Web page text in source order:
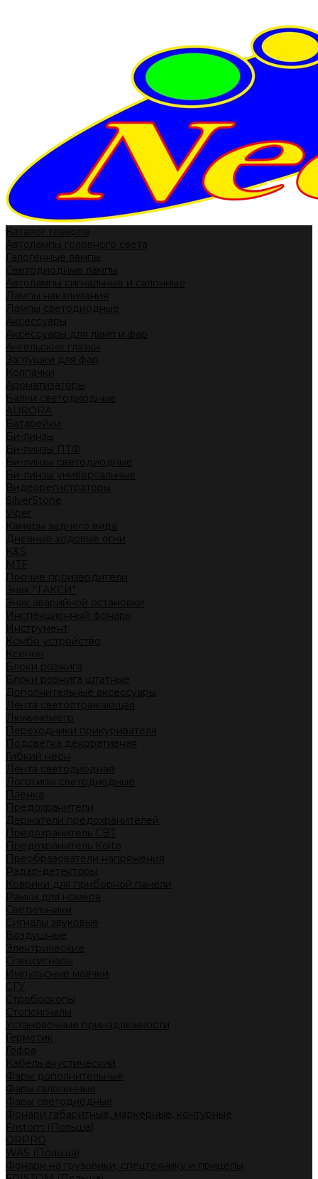
Каталог товаров
Автолампы головного света
Галогенные лампы
Светодиодные лампы
Автолампы сигнальные и салонные
Лампы накаливания
Лампы светодиодные
Аксессуары
Аксессуары для ламп и фар
Ангельские глазки
Заглушки для фар
Колпачки
Ароматизаторы
Балки светодиодные
AURORA
Батарейки
Би-линзы
Би-линзы ПТФ
Би-линзы светодиодные
Би-линзы универсальные
Видеорегистраторы
SilverStone
Viper
Камеры заднего вида
Дневные ходовые огни
K&S
MTF
Прочие производители
Знак "ТАКСИ"
Знак аварийной остановки
Инспекционный фонарь
Инструмент
Комбо устройство
Ксенон
Блоки розжига
Блоки розжига штатные
Дополнительные аксессуары
Лента светоотражающая
Люминометр
Переходники прикуривателя
Подсветка декоративная
Гибкий неон
Лента светодиодная
Логотипы светодиодные
Пленка
Предохранители
Держатели предохранителей
Предохранитель CBT
Предохранитель Koito
Преобразователи напряжения
Радар-детекторы
Коврики для приборной панели
Рамки для номера
Светильники
Сигналы звуковые
Воздушные
Электрические
Спецсигналы
Импульсные маячки
СГУ
Стробоскопы
Стопсигналы
Установочные принадлежности
Герметик
Гофра
Кабель акустический
Фары дополнительные
Фары галогенные
Фары светодиодные
Фонари габаритные, маркерные, контурные
Fristom (Польша)
ORPRO
WAS (Польша)
Фонари на грузовики, спецтехнику и прицепы